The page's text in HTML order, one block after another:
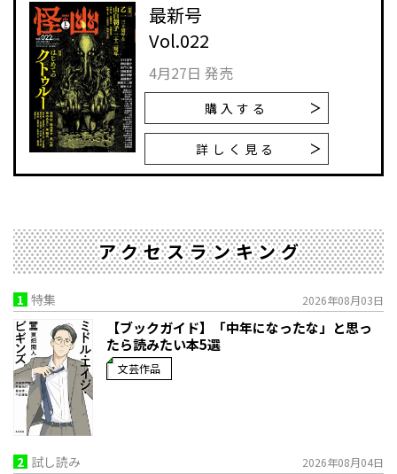
最新号
Vol.022
4月27日 発売
購入する
詳しく見る
アクセスランキング
1 特集 2026年08月03日
【ブックガイド】「中年になったな」と思っ
たら読みたい本5選
文芸作品
2 試し読み 2026年08月04日